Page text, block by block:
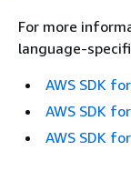
For more
language-
AWS SDK
AWS SDK
AWS SDK